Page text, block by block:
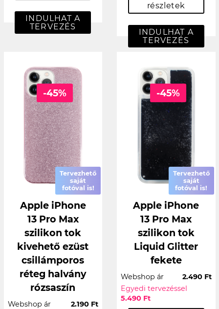
INDULHAT A
TERVEZÉS
részletek
INDULHAT A
TERVEZÉS
-45%
Tervezhető
saját
fotóval is!
Apple iPhone
13 Pro Max
szilikon tok
kivehető ezüst
csillámporos
réteg halvány
rózsaszín
Webshop ár
2.190 Ft
-45%
Tervezhető
saját
fotóval is!
Apple iPhone
13 Pro Max
szilikon tok
Liquid Glitter
fekete
Webshop ár
2.490 Ft
Egyedi tervezéssel
5.490 Ft